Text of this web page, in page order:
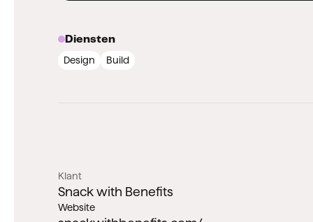
Diensten
Design
Build
Klant
Snack with Benefits
Website